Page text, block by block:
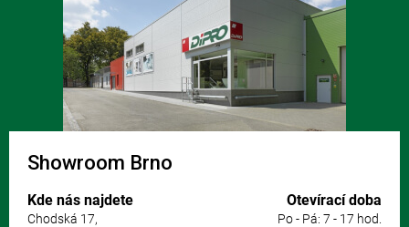
Showroom Brno
Kde nás najdete
Chodská 17,
Otevírací doba
Po - Pá: 7 - 17 hod.